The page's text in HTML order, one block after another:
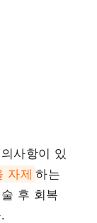
사항이 있
자제 하는
후 회복